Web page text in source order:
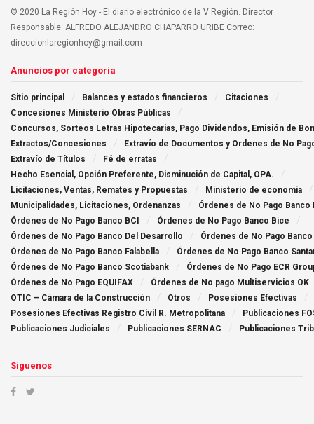
© 2020 La Región Hoy - El diario electrónico de la V Región. Director
Responsable: ALFREDO ALEJANDRO CHAPARRO URIBE Correo:
direccionlaregionhoy@gmail.com
Anuncios por categoría
Sitio principal Balances y estados financieros
Citaciones
Concesiones Ministerio Obras Públicas
Concursos, Sorteos Letras Hipotecarias, Pago Dividendos, Emisión de
Extractos/Concesiones
Extraví­o de Documentos y Ordenes de No
Extravío de Títulos
Fé de erratas
Hecho Esencial, Opción Preferente, Disminución de Capital, OPA.
Licitaciones, Ventas, Remates y Propuestas
Ministerio de economía
Municipalidades, Licitaciones, Ordenanzas
Órdenes de No Pago Banco
Órdenes de No Pago Banco BCI
Órdenes de No Pago Banco Bice
Órdenes de No Pago Banco Del Desarrollo
Órdenes de No Pago Banco
Órdenes de No Pago Banco Falabella
Órdenes de No Pago Banco
Órdenes de No Pago Banco Scotiabank
Órdenes de No Pago ECR
Órdenes de No Pago EQUIFAX
Órdenes de No pago Multiservicios OK
OTIC – Cámara de la Construcción
Otros
Posesiones Efectivas
Posesiones Efectivas Registro Civil R. Metropolitana
Publicaciones
Publicaciones Judiciales
Publicaciones SERNAC Publicaciones
Síguenos